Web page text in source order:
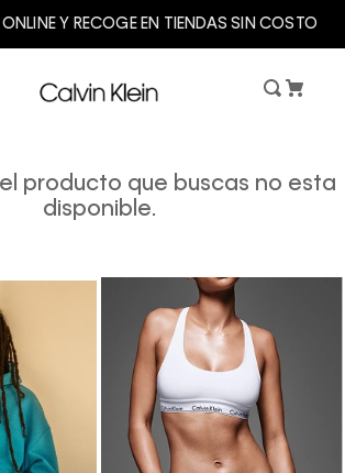
Y RECOGE EN TIENDAS SIN COSTO
producto que buscas no esta
disponible.